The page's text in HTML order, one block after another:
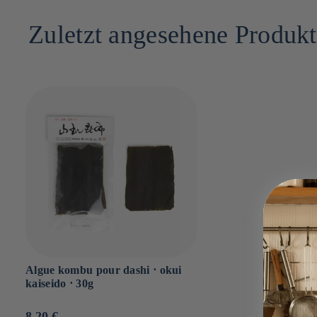
Sel : 1.9g
Zuletzt angesehene
Algue kombu pour dashi ⋅ okui
kaiseido ⋅ 30g